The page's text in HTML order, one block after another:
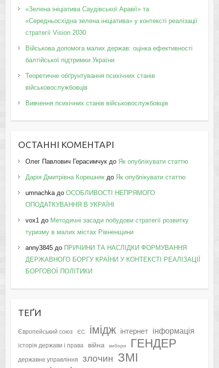
«Зелена ініціатива Саудівської Аравії» та
«Середньосхідна зелена ініціатива» у контексті реалізації
стратегії Vision 2030
Військова допомога малих держав: оцінка ефективності
балтійської підтримки України
Теоретичне обґрунтування психічних станів
військовослужбовців
Вивчення психічних станів військовослужбовців
ОСТАННІ КОМЕНТАРІ
Олег Павлович Герасимчукдо Як опублікувати статтю
Дарія Дмитрівна Корешнякдо Як опублікувати статтю
umnachkaдо ОСОБЛИВОСТІ НЕПРЯМОГО
ОПОДАТКУВАННЯ В УКРАЇНІ
vox1до Методичні засади побудови стратегії розвитку
туризму в малих містах Рівненщини
anny3845до ПРИЧИНИ ТА НАСЛІДКИ ФОРМУВАННЯ
ДЕРЖАВНОГО БОРГУ КРАЇНИ У КОНТЕКСТІ РЕАЛІЗАЦІЇ
БОРГОВОЇ ПОЛІТИКИ
ТЕҐИ
Європейський союз ЄС імідж інтернет інформація
історія держави і права війна вибори ГЕНДЕР
державне управління злочин ЗМІ